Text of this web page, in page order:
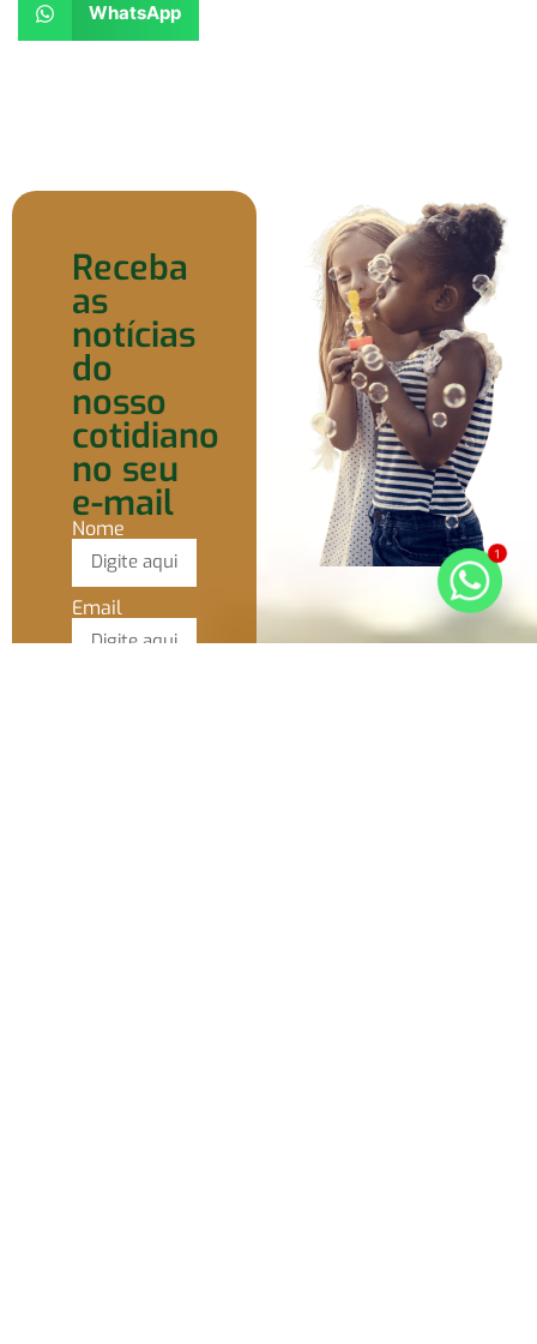
WhatsApp
Receba
as
notícias
do
nosso
cotidiano
no seu
e-mail
Nome
Email
1